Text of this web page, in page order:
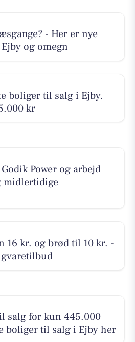
- Her er nye
og omegn
boliger til salg i Ejby.
kr
Power og arbejd
midlertidige
16 kr. og brød til 10 kr. -
salg for kun 445.000
boliger til salg i Ejby her